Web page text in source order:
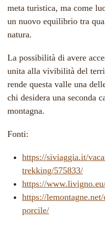
meta turistica, ma come
un nuovo equilibrio tra
natura.
La possibilità di avere
unita alla vivibilità del
rende questa valle una
chi desidera una seconda
montagna.
Fonti:
https://siviaggia.it/
trekking/575833/
https://
https://
porcile/